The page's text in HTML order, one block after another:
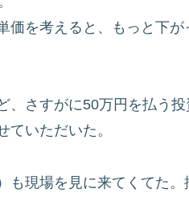
を考えると、もっと下が
さすがに50万円を払う投
いただいた。
も現場を見に来てくてた